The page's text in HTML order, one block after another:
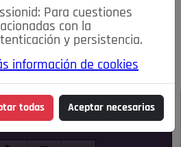
Estilo de Vida
Opinión IN
Pozuelo de Alarcón
🔴 En Directo
noticia:
Para cuestiones
con la
y persistencia.
información de cookies
todas Aceptar necesarias